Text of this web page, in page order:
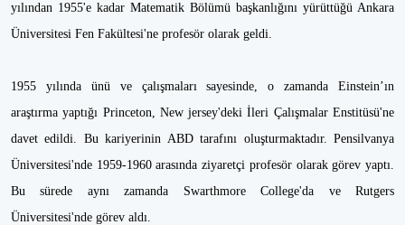
yılından 1955'e kadar Matematik Bölümü başkanlığını yürüttüğü Ankara
Üniversitesi Fen Fakültesi'ne profesör olarak geldi.
1955 yılında ünü ve çalışmaları sayesinde, o zamanda Einstein’ın
araştırma yaptığı Princeton, New jersey'deki İleri Çalışmalar Enstitüsü'ne
davet edildi. Bu kariyerinin ABD tarafını oluşturmaktadır. Pensilvanya
Üniversitesi'nde 1959-1960 arasında ziyaretçi profesör olarak görev yaptı.
Bu sürede aynı zamanda Swarthmore College'da ve Rutgers
Üniversitesi'nde görev aldı.